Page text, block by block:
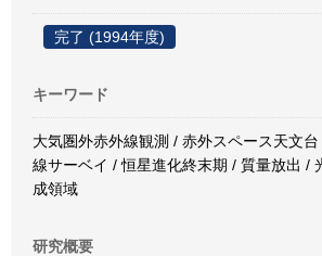
完了 (1994年度)
キーワード
大気圏外赤外線観測 / 赤外スペース天文
線サーベイ / 恒星進化終末期 / 質量放出 /
成領域
研究概要